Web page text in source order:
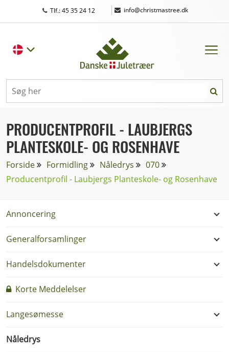
Tlf.: 45 35 24 12 | info@christmastree.dk
PRODUCENTPROFIL - LAUBJERGS
PLANTESKOLE- OG ROSENHAVE
Forside Formidling Nåledrys
070
Producentprofil - Laubjergs Planteskole- og Rosenhave
Annoncering
Generalforsamlinger
Handelsdokumenter
Korte Meddelelser
Langesømesse
Nåledrys